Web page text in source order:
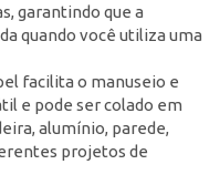
garantindo que a
quando você utiliza uma
facilita o manuseio e
e pode ser colado em
alumínio, parede,
projetos de